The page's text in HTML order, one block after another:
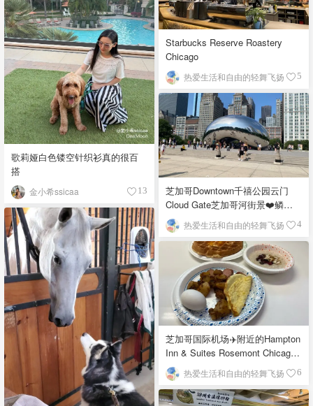
歌莉娅白色镂空针织衫真的很百
搭
金小希ssicaa 13
Starbucks Reserve Roastery
Chicago
热爱生活和自由的轻舞飞扬 5
芝加哥Downtown千禧公园云门
Cloud Gate芝加哥河街景❤️鳞次
栉比的高楼
热爱生活和自由的轻舞飞扬 4
芝加哥国际机场✈️附近的Hampton
Inn & Suites Rosemont Chicago
O'Hare自助早餐
热爱生活和自由的轻舞飞扬 6